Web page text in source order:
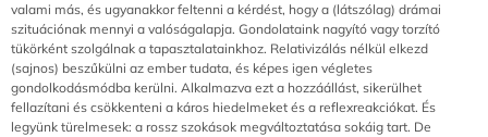
valami más, és ugyanakkor feltenni a kérdést, hogy a (látszólag) drámai
szituációnak mennyi a valóságalapja. Gondolataink nagyító vagy torzító
tükörként szolgálnak a tapasztalatainkhoz. Relativizálás nélkül elkezd
(sajnos) beszűkülni az ember tudata, és képes igen végletes
gondolkodásmódba kerülni. Alkalmazva ezt a hozzáállást, sikerülhet
fellazítani és csökkenteni a káros hiedelmeket és a reflexreakciókat. És
legyünk türelmesek: a rossz szokások megváltoztatása sokáig tart. De